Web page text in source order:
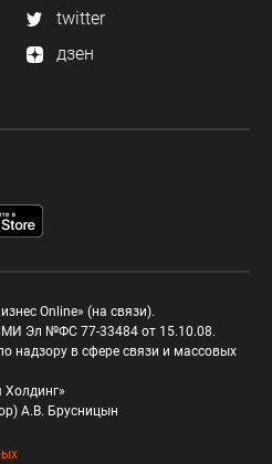
twitter
дзен
Online» (на связи).
Эл №ФС 77-33484 от 15.10.08.
надзору в сфере связи и массовых
А.В. Брусницын